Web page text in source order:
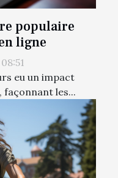
populaire
ligne
eu un impact
les...